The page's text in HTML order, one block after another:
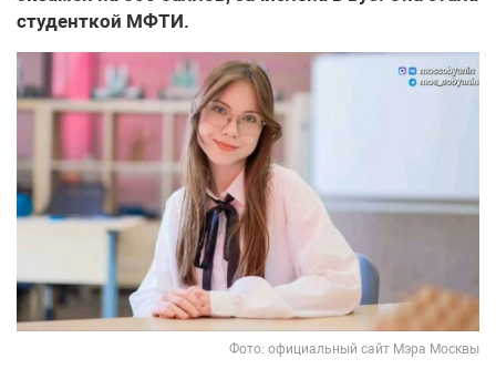
студенткой МФТИ.
Фото: официальный сайт Мэра Москвы